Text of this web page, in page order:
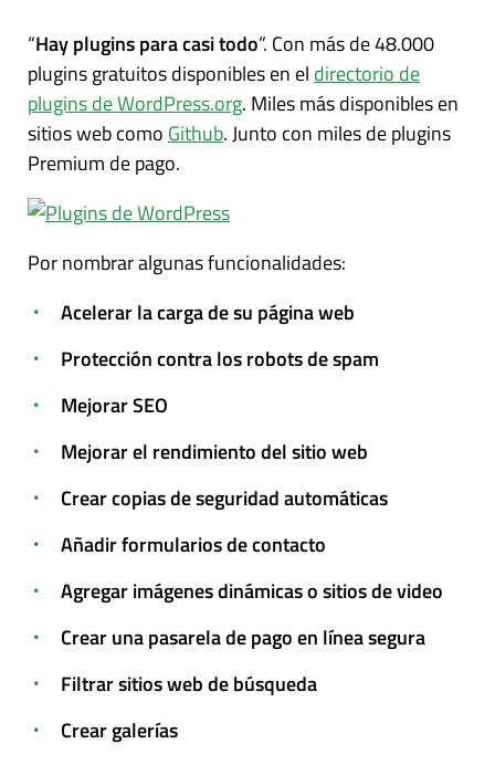
“Hay plugins para casi todo”. Con más de 48.000
plugins gratuitos disponibles en el directorio de
plugins de WordPress.org. Miles más disponibles en
sitios web como Github. Junto con miles de plugins
Premium de pago.
Por nombrar algunas funcionalidades:
Acelerar la carga de su página web
Protección contra los robots de spam
Mejorar SEO
Mejorar el rendimiento del sitio web
Crear copias de seguridad automáticas
Añadir formularios de contacto
Agregar imágenes dinámicas o sitios de video
Crear una pasarela de pago en línea segura
Filtrar sitios web de búsqueda
Crear galerías